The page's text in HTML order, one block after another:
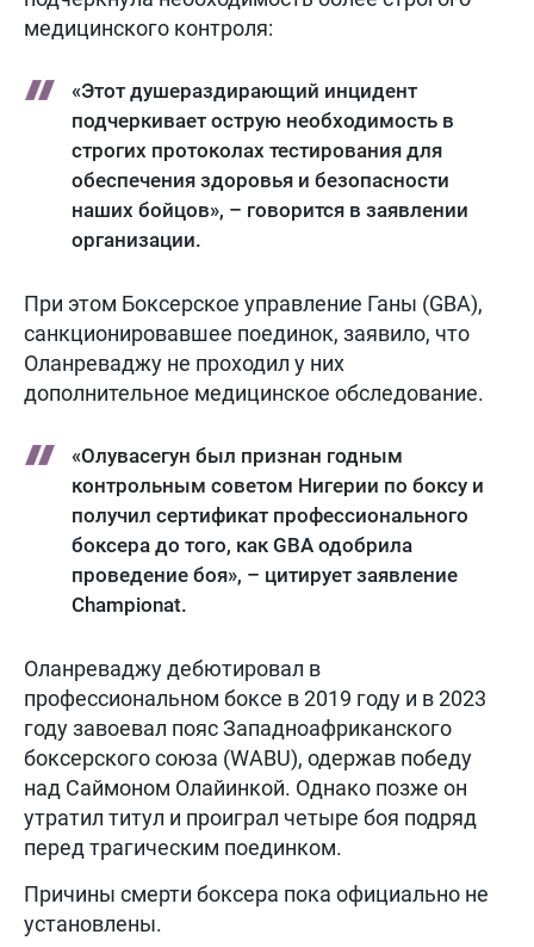
медицинского контроля:
«Этот душераздирающий инцидент
подчеркивает острую необходимость в
строгих протоколах тестирования для
обеспечения здоровья и безопасности
наших бойцов», – говорится в заявлении
организации.
При этом Боксерское управление Ганы (GBA),
санкционировавшее поединок, заявило, что
Оланреваджу не проходил у них
дополнительное медицинское обследование.
«Олувасегун был признан годным
контрольным советом Нигерии по боксу и
получил сертификат профессионального
боксера до того, как GBA одобрила
проведение боя», – цитирует заявление
Championat.
Оланреваджу дебютировал в
профессиональном боксе в 2019 году и в 2023
году завоевал пояс Западноафриканского
боксерского союза (WABU), одержав победу
над Саймоном Олайинкой. Однако позже он
утратил титул и проиграл четыре боя подряд
перед трагическим поединком.
Причины смерти боксера пока официально не
установлены.